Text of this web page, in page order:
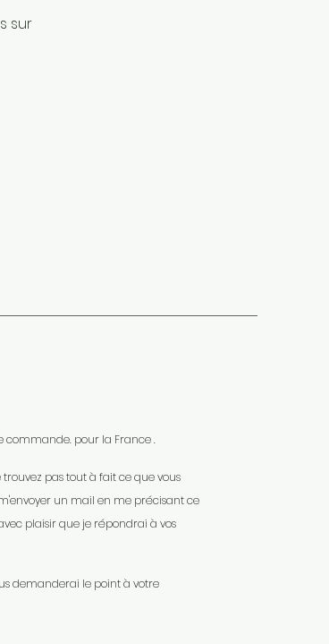
sur
commande. pour la France .
trouvez pas tout à fait ce que vous
un mail en me précisant ce
plaisir que je répondrai à vos
demanderai le point à votre